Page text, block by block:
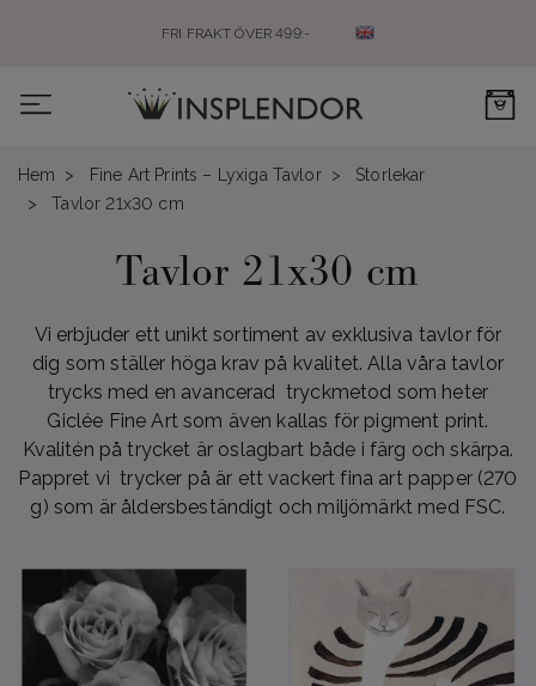
FRI FRAKT ÖVER 499:-
0
Hem Fine Art Prints – Lyxiga Tavlor
Storlekar
Tavlor 21x30 cm
Tavlor 21x30 cm
Vi erbjuder ett unikt sortiment av exklusiva tavlor för
dig som ställer höga krav på kvalitet. Alla våra tavlor
trycks med en avancerad tryckmetod som heter
Giclée Fine Art som även kallas för pigment print.
Kvalitén på trycket är oslagbart både i färg och skärpa.
Pappret vi trycker på är ett vackert fina art papper (270
g) som är åldersbeständigt och miljömärkt med FSC.